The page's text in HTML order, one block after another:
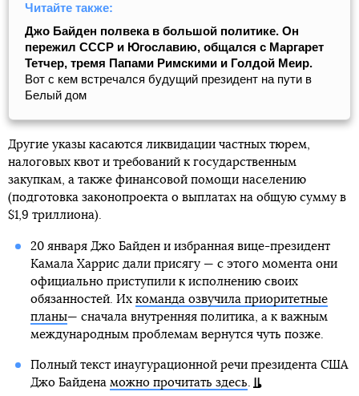
Читайте также:
Джо Байден полвека в большой политике. Он
пережил СССР и Югославию, общался с Маргарет
Тетчер, тремя Папами Римскими и Голдой Меир.
Вот с кем встречался будущий президент на пути в
Белый дом
Другие указы касаются ликвидации частных тюрем,
налоговых квот и требований к государственным
закупкам, а также финансовой помощи населению
(подготовка законопроекта о выплатах на общую сумму в
$1,9 триллиона).
20 января Джо Байден и избранная вице-президент
Камала Харрис дали присягу — с этого момента они
официально приступили к исполнению своих
обязанностей. Их команда озвучила приоритетные
планы— сначала внутренняя политика, а к важным
международным проблемам вернутся чуть позже.
Полный текст инаугурационной речи президента США
Джо Байдена можно прочитать здесь.